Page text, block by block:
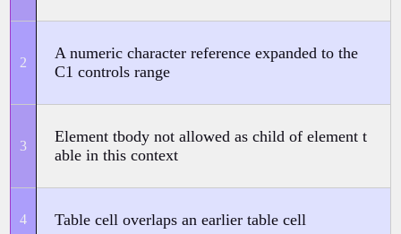
A numeric character reference expanded to the
C1 controls range
Element tbody not allowed as child of element t
able in this context
Table cell overlaps an earlier table cell